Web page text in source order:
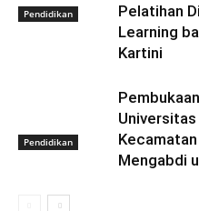
Pendidikan
Pelatihan
Learning
Kartini
Pendidikan
Universitas
Mengabdi